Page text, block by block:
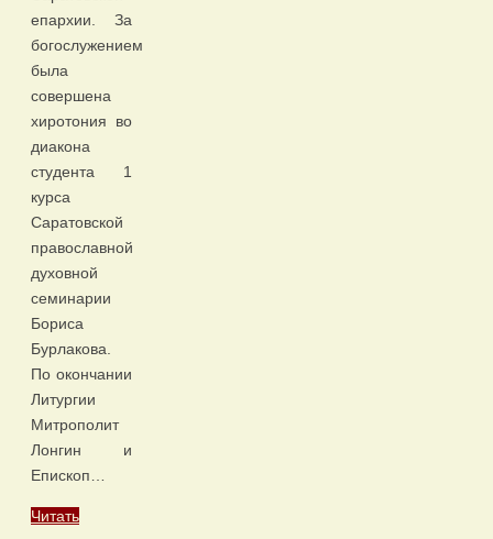
епархии. За
богослужением
была
совершена
хиротония во
диакона
студента 1
курса
Саратовской
православной
духовной
семинарии
Бориса
Бурлакова.
По окончании
Литургии
Митрополит
Лонгин и
Епископ…
Читать